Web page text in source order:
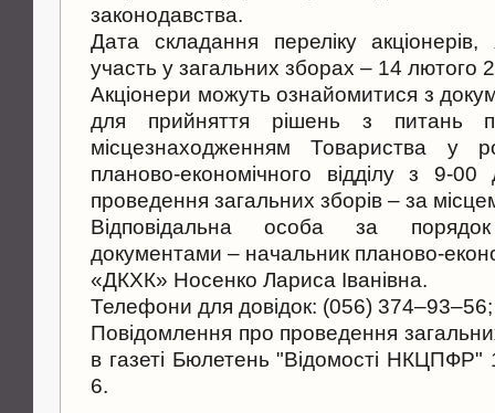
законодавства.
Дата складання переліку
участь у загальних зборах – 14 лютого
Акціонери можуть ознайомитися з
для прийняття рішень з питань
місцезнаходженням Товариства у
планово-економічного відділу з 9-
проведення загальних зборів – за
Відповідальна особа за
документами – начальник планово-
«ДКХК» Носенко Лариса Іванівна.
Телефони для довідок: (056)
Повідомлення про проведення
в газеті Бюлетень "Відомості
6.